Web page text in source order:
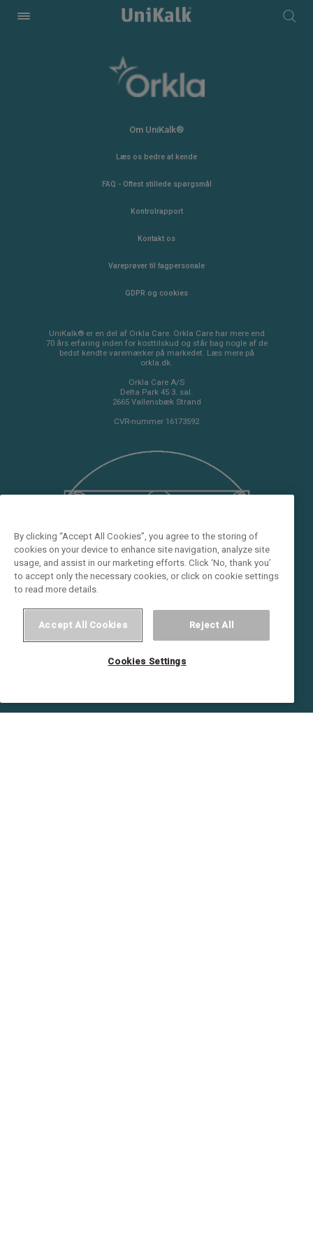
Om UniKalk®
Læs os bedre at kende
FAQ - Oftest stillede spørgsmål
Kontrolrapport
Kontakt os
Vareprøver til fagpersonale
GDPR og cookies
UniKalk® er en del af Orkla Care. Orkla Care har mere end
70 års erfaring inden for kosttilskud og står bag nogle af de
bedst kendte varemærker på markedet. Læs mere på
orkla.dk.
Orkla Care A/S
Delta Park 45 3. sal.
2665 Vallensbæk Strand
CVR-nummer 16173592
By clicking “Accept All Cookies”, you agree to the storing of
cookies on your device to enhance site navigation, analyze site
usage, and assist in our marketing efforts. Click ‘No, thank you’
to accept only the necessary cookies, or click on cookie settings
to read more details.
Accept All Cookies Reject All
Cookies Settings